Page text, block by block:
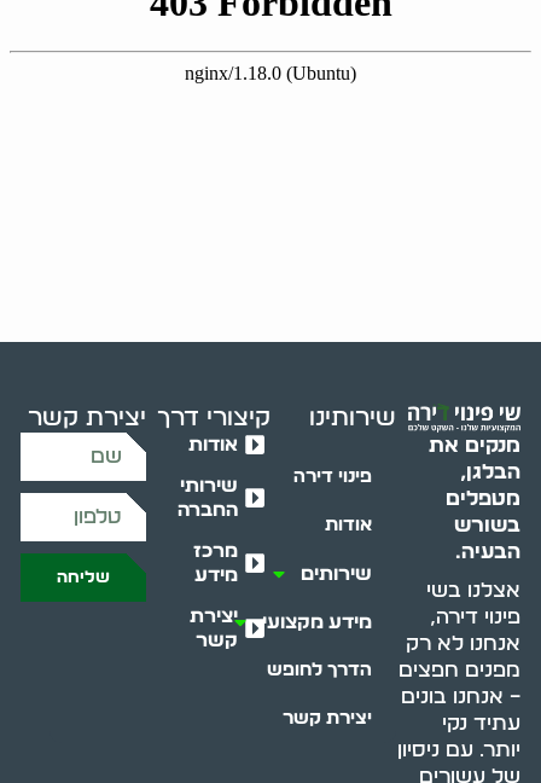
מנקים את
הבלגן,
מטפלים
בשורש
הבעיה.
אצלנו בשי
פינוי דירה,
אנחנו לא רק
מפנים חפצים
– אנחנו בונים
עתיד נקי
יותר. עם ניסיון
של עשורים
שירותינו
פינוי דירה
אודות
שירותים
מידע מקצועי
הדרך לחופש
יצירת קשר
קיצורי דרך
אודות
שירותי
החברה
מרכז
מידע
יצירת
קשר
יצירת קשר
שליחה